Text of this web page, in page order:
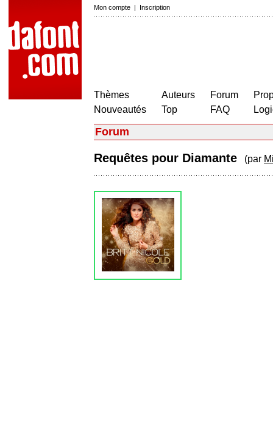
Mon compte | Inscription
Thèmes
Nouveautés
Auteurs
Top
Forum
FAQ
Forum
Requêtes pour Diamante (par